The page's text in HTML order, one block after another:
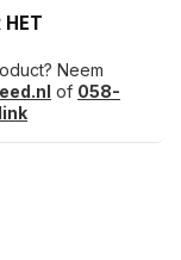
HET
Neem
of 058-
link